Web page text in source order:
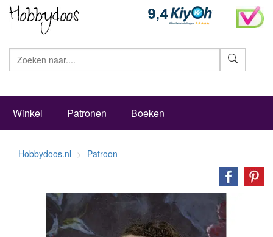
Winkel Patronen Boeken
Hobbydoos.nl Patroon